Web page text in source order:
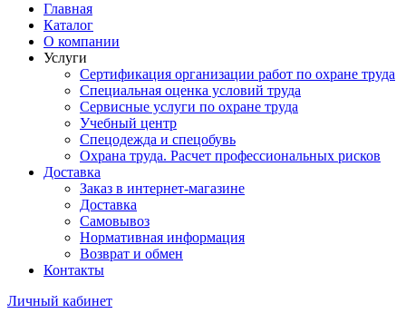
Главная
Каталог
О компании
Услуги
Сертификация организации работ по охране труда
Специальная оценка условий труда
Сервисные услуги по охране труда
Учебный центр
Спецодежда и спецобувь
Охрана труда. Расчет профессиональных рисков
Доставка
Заказ в интернет-магазине
Доставка
Самовывоз
Нормативная информация
Возврат и обмен
Контакты
Личный кабинет